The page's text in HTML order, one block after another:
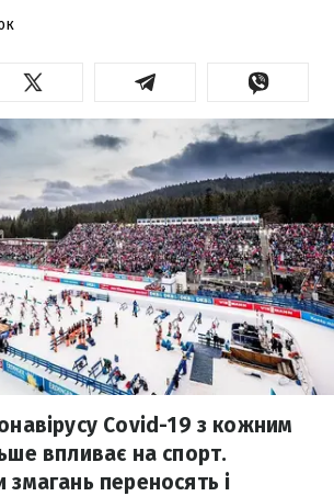
Covid-19 з кожним
впливає на спорт.
змагань переносять і